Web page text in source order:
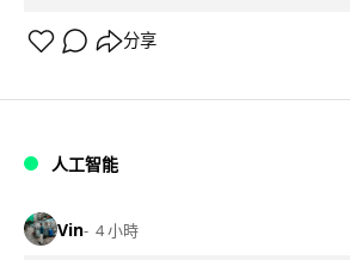
分享
人工智能
Vin 4 小時